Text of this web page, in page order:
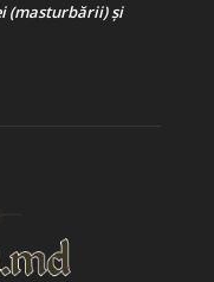
(masturbării) şi